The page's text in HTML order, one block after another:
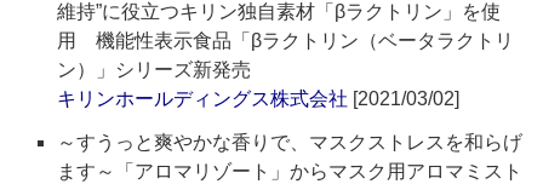
維持”に役立つキリン独自素材「βラクトリン」を使
用 機能性表示食品「βラクトリン（ベータラクトリ
ン）」シリーズ新発売
キリンホールディングス株式会社 [2021/03/02]
～すうっと爽やかな香りで、マスクストレスを和らげ
ます～「アロマリゾート」からマスク用アロマミスト